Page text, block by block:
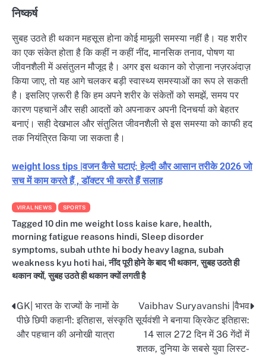
निष्कर्ष
सुबह उठते ही थकान महसूस होना कोई मामूली समस्या नहीं है। यह शरीर
का एक संकेत होता है कि कहीं न कहीं नींद, मानसिक तनाव, पोषण या
जीवनशैली में असंतुलन मौजूद है। अगर इस थकान को रोज़ाना नज़रअंदाज़
किया जाए, तो यह आगे चलकर बड़ी स्वास्थ्य समस्याओं का रूप ले सकती
है। इसलिए ज़रूरी है कि हम अपने शरीर के संकेतों को समझें, समय पर
कारण पहचानें और सही आदतों को अपनाकर अपनी दिनचर्या को बेहतर
बनाएं। सही देखभाल और संतुलित जीवनशैली से इस समस्या को काफी हद
तक नियंत्रित किया जा सकता है।
weight loss tips |वजन कैसे घटाएं: हेल्दी और आसान तरीके 2026 जो
सच में काम करते हैं , डॉक्टर भी करते हैं सलाह
VIRAL NEWS SPORTS
Tagged 10 din me weight loss kaise kare, health,
morning fatigue reasons hindi, Sleep disorder
symptoms, subah uthte hi body heavy lagna, subah
weakness kyu hoti hai,नींद पूरी होने के बाद भी थकान,सुबह उठते ही
थकान क्यों,सुबह उठते ही थकान क्यों लगती है
Post
navigation
GK| भारत के राज्यों के नामों के
पीछे छिपी कहानी: इतिहास, संस्कृति
और पहचान की अनोखी यात्रा
Vaibhav Suryavanshi |वैभव
सूर्यवंशी ने बनाया क्रिकेट इतिहास:
14 साल 272 दिन में 36 गेंदों में
शतक, दुनिया के सबसे युवा लिस्ट-